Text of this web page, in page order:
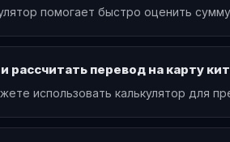
помогает быстро оценить
рассчитать перевод на карту
использовать калькулятор для